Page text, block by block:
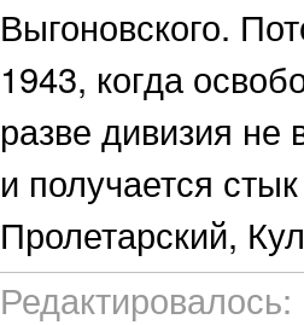
Выгоновского.
1943, когда
разве дивизия не
и получается
Пролетарский,